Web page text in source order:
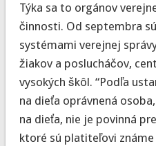
Týka sa to orgánov
činnosti. Od septembra
systémami verejnej
žiakov a poslucháčov,
vysokých škôl. “Podľa
na dieťa oprávnená
na dieťa, nie je povinná
ktoré sú platiteľovi